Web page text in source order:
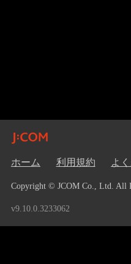
ホーム 利用規約 よ
Copyright © JCOM Co., Ltd. All
v9.10.0.3233062